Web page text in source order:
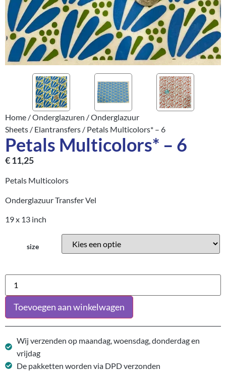
Home /Onderglazuren /Onderglazuur
Sheets / Elantransfers / Petals Multicolors* – 6
Petals Multicolors* – 6
€11,25
Petals Multicolors
Onderglazuur Transfer Vel
19 x 13 inch
size
Toevoegen aan winkelwagen
Wij verzenden op maandag, woensdag, donderdag en
vrijdag
De pakketten worden via DPD verzonden